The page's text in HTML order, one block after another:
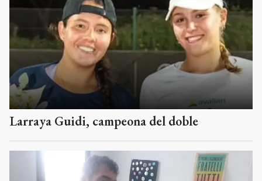
Larraya Guidi, campeona del doble